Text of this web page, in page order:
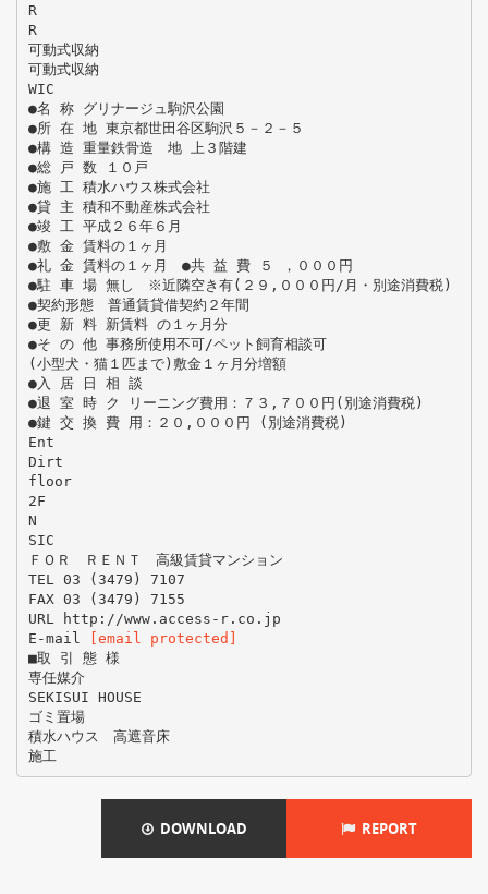
R
R
可動式収納
可動式収納
WIC
●名 称 グリナージュ駒沢公園
●所 在 地 東京都世田谷区駒沢５－２－５
●構 造 重量鉄骨造 地 上３階建
●総 戸 数 １０戸
●施 工 積水ハウス株式会社
●貸 主 積和不動産株式会社
●竣 工 平成２６年６月
●敷 金 賃料の１ヶ月
●礼 金 賃料の１ヶ月 ●共 益 費 ５ ，０００円
●駐 車 場 無し ※近隣空き有(２９,０００円/月・別途消費税)
●契約形態 普通賃貸借契約２年間
●更 新 料 新賃料 の１ヶ月分
●そ の 他 事務所使用不可/ペット飼育相談可
(小型犬・猫１匹まで)敷金１ヶ月分増額
●入 居 日 相 談
●退 室 時 ク リーニング費用：７３,７００円(別途消費税)
●鍵 交 換 費 用：２０,０００円 (別途消費税)
Ent
Dirt
floor
2F
N
SIC
ＦＯＲ ＲＥＮＴ 高級賃貸マンション
TEL 03 (3479) 7107
FAX 03 (3479) 7155
URL http://www.access-r.co.jp
E-mail
[email protected]
■取 引 態 様
専任媒介
SEKISUI HOUSE
ゴミ置場
積水ハウス 高遮音床
DOWNLOAD REPORT